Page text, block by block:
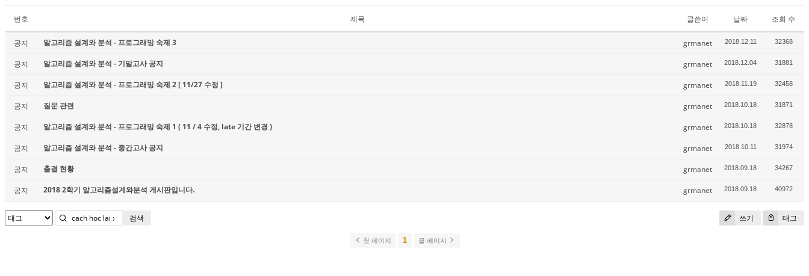
번호 제목 글쓴이 날짜 조회 수
공지 알고리즘 설계와 분석 - 프로그래밍 숙제 3 grmanet 2018.12.11 32368
공지 알고리즘 설계와 분석 - 기말고사 공지 grmanet 2018.12.04 31881
공지 알고리즘 설계와 분석 - 프로그래밍 숙제 2 [ 11/27 수정 ] grmanet 2018.11.19 32458
공지 질문 관련 grmanet 2018.10.18 31871
공지 알고리즘 설계와 분석 - 프로그래밍 숙제 1 ( 11 / 4 수정, late 기간 변경 ) grmanet 2018.10.18 32878
공지 알고리즘 설계와 분석 - 중간고사 공지 grmanet 2018.10.11 31974
공지 출결 현황 grmanet 2018.09.18 34267
공지 2018 2학기 알고리즘설계와분석 게시판입니다. grmanet 2018.09.18 40972
쓰기 태그
검색
첫 페이지 1 끝 페이지